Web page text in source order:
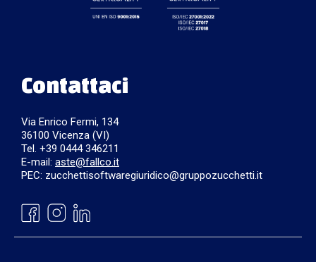
Contattaci
Via Enrico Fermi, 134
36100 Vicenza (VI)
Tel. +39 0444 346211
E-mail: aste@fallco.it
PEC: zucchettisoftwaregiuridico@gruppozucchetti.it